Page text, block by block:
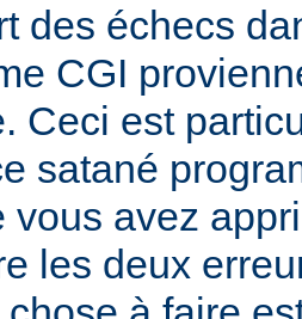
des échecs
CGI
Ceci est
satané
vous avez
les deux